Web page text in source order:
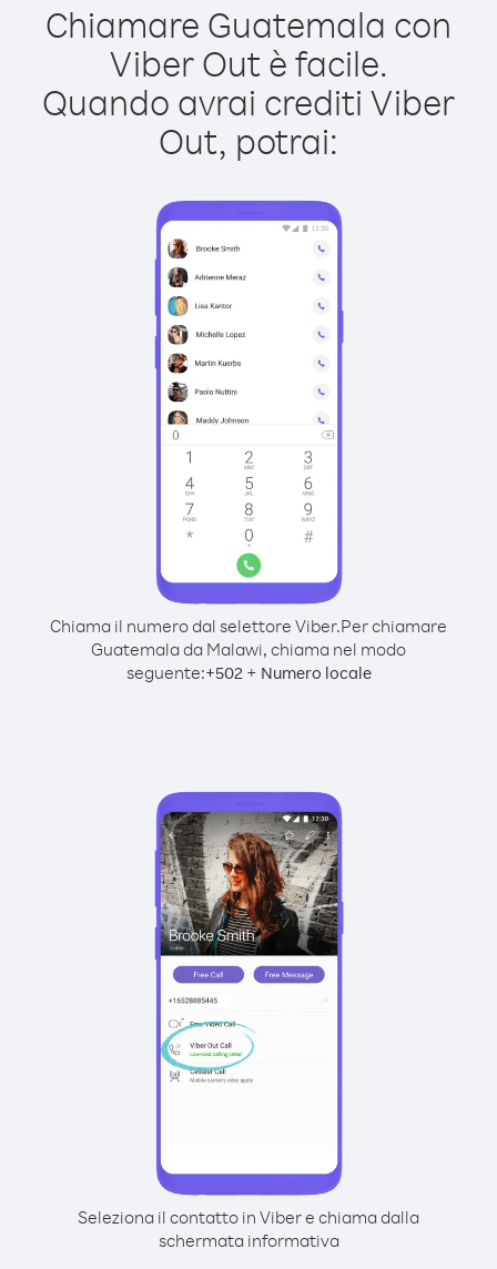
Chiamare Guatemala con
Viber Out è facile.
Quando avrai crediti Viber
Out, potrai:
Chiama il numero dal selettore Viber.Per chiamare
Guatemala da Malawi, chiama nel modo
seguente:+502+ Numero locale
Seleziona il contatto in Viber e chiama dalla
schermata informativa